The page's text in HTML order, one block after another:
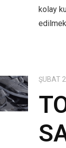
kolay
ŞUBAT